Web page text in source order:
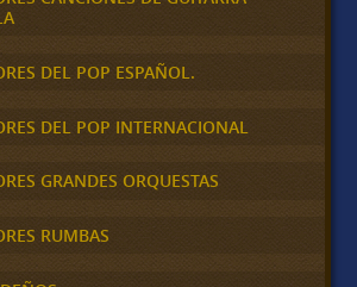
DEL POP ESPAÑOL.
DEL POP INTERNACIONAL
GRANDES ORQUESTAS
RUMBAS